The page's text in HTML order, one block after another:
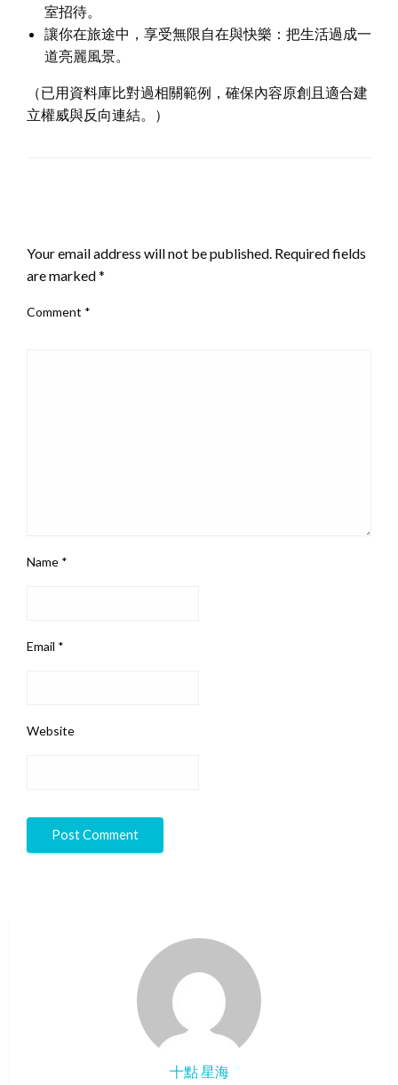
室招待。
讓你在旅途中，享受無限自在與快樂：把生活過成一
道亮麗風景。
（已用資料庫比對過相關範例，確保內容原創且適合建
立權威與反向連結。）
Your email address will not be published. Required fields
are marked*
Comment *
Name *
Email *
Website
十點 星海